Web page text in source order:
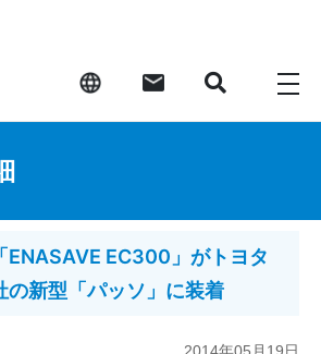
ENASAVE EC300」がトヨタ
の新型「パッソ」に装着